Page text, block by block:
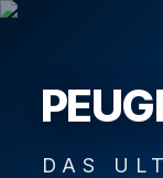
DAS